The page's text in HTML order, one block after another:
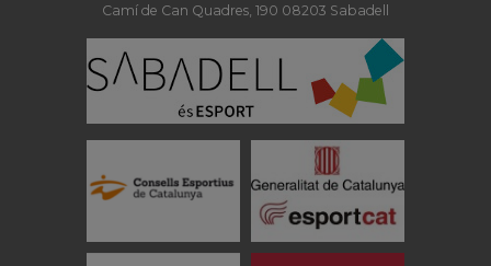
Camí de Can Quadres, 190 08203 Sabadell